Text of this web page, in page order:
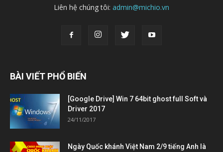
Liên hệ chúng tôi: admin@michio.vn
BÀI VIẾT PHỔ BIẾN
[Google Drive] Win 7 64bit ghost full Soft và
Driver 2017
24/11/2017
Ngày Quốc khánh Việt Nam 2/9 tiếng Anh là